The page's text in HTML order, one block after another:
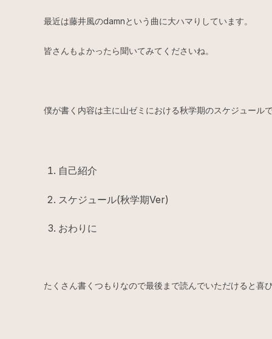
最近は藤井風のdamnという曲に大ハマりしています。
皆さんもよかったら聞いてみてくださいね。
僕が書く内容は主に山ゼミにおける秋学期のスケジュール
自己紹介
スケジュール(秋学期Ver)
おわりに
たくさん書くつもりなので最後まで読んでいただけると喜